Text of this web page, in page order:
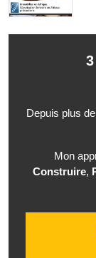
Depuis plus
Mon
Construire,